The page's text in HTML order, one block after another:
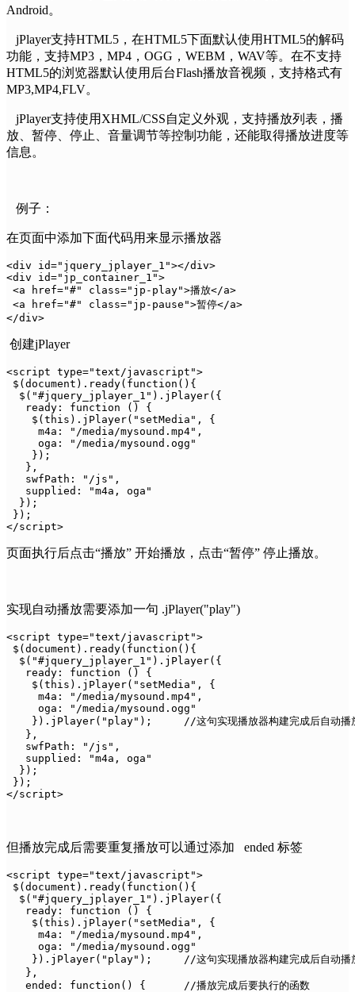
Android。
jPlayer支持HTML5，在HTML5下面默认使用HTML5的解码
功能，支持MP3，MP4，OGG，WEBM，WAV等。在不支持
HTML5的浏览器默认使用后台Flash播放音视频，支持格式有
MP3,MP4,FLV。
jPlayer支持使用XHML/CSS自定义外观，支持播放列表，播
放、暂停、停止、音量调节等控制功能，还能取得播放进度等
信息。
例子：
在页面中添加下面代码用来显示播放器
<div id="jquery_jplayer_1"></div>
<div id="jp_container_1">
<a href="#" class="jp-play">播放</a>
<a href="#" class="jp-pause">暂停</a>
</div>
创建jPlayer
<script type="text/javascript">
$(document).ready(function(){
  $("#jquery_jplayer_1").jPlayer({
   ready: function () {
    $(this).jPlayer("setMedia", {
     m4a: "/media/mysound.mp4",
     oga: "/media/mysound.ogg"
    });
   },
   swfPath: "/js",
   supplied: "m4a, oga"
  });
});
</script>
页面执行后点击“播放” 开始播放，点击“暂停” 停止播放。
实现自动播放需要添加一句 .jPlayer("play")
<script type="text/javascript">
$(document).ready(function(){
  $("#jquery_jplayer_1").jPlayer({
   ready: function () {
    $(this).jPlayer("setMedia", {
     m4a: "/media/mysound.mp4",
     oga: "/media/mysound.ogg"
}).jPlayer("play");     //这句实现播放器构建完成后自动播
   },
   swfPath: "/js",
   supplied: "m4a, oga"
  });
});
</script>
但播放完成后需要重复播放可以通过添加 ended 标签
<script type="text/javascript">
$(document).ready(function(){
  $("#jquery_jplayer_1").jPlayer({
   ready: function () {
    $(this).jPlayer("setMedia", {
     m4a: "/media/mysound.mp4",
     oga: "/media/mysound.ogg"
}).jPlayer("play");     //这句实现播放器构建完成后自动播
   },
   ended: function() {      //播放完成后要执行的函数